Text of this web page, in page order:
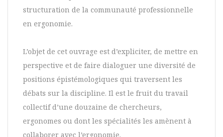
structuration de la communauté professionnelle
en ergonomie.
L’objet de cet ouvrage est d’expliciter, de mettre en
perspective et de faire dialoguer une diversité de
positions épistémologiques qui traversent les
débats sur la discipline. Il est le fruit du travail
collectif d’une douzaine de chercheurs,
ergonomes ou dont les spécialités les amènent à
collaborer avec l’ergonomie.